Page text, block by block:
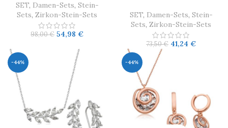
SET, Damen-Sets, Stein-
Sets, Zirkon-Stein-Sets
98,00€ 54,98 €
SET, Damen-Sets, Stein-
Sets, Zirkon-Stein-Sets
73,50€ 41,24 €
-44% -44%